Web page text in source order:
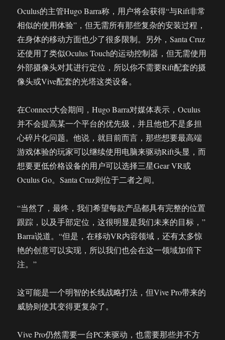
Oculus的主管Hugo Barra称，用户将会获得“与Rift非常
相似的使用体验”，但无需所有那些复杂的安装过程，
在身体的移动方面也少了很多限制。另外，Santa Cruz
还使用了类似Oculus Touch的运动控制器，但无需使用
外部摄像头对其进行定位，所以你不需要Rift配套的摄
像头或Vive配套的光塔这类设备。
在Connect大会期间，Hugo Barra对媒体表示，Oculus
并不会提高某一个平台的优先级，并且他也不是多担
心碎片化问题。他说，就目前而言，那些想要最高端
游戏体验的玩家可以继续使用电脑来驱动Rift头显，而
想要更低价格设备的用户可以选择三星Gear VR或
Oculus Go。Santa Cruz则位于二者之间。
“当然了，最终，我们希望每款产品都具有完整的位置
跟踪，以及手部定位，这很明显是我们未来的目标，”
Barra说道。“但是，在移动VR内容领域，还有太多惊
艳的创意可以实现，所以我们也会在这一领域加倍下
注。”
这可能是一个明智的长线战略打法，但Vive Pro带来的
威胁则使其变得更复杂了。
Vive Pro仍然需要一台PC来驱动，也需要那些并不方